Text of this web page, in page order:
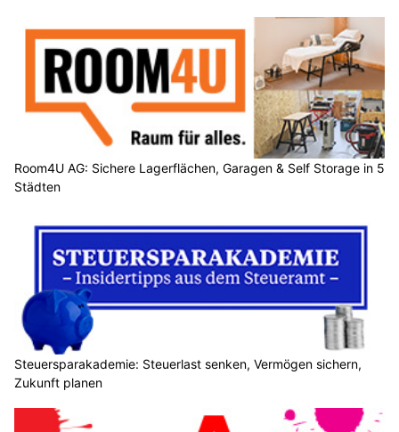
Room4U AG: Sichere Lagerflächen, Garagen & Self Storage in 5
Städten
Steuersparakademie: Steuerlast senken, Vermögen sichern,
Zukunft planen